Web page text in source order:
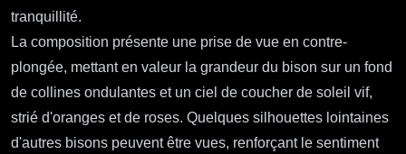
tranquillité.
La composition présente une prise de vue en contre-
plongée, mettant en valeur la grandeur du bison sur un fond
de collines ondulantes et un ciel de coucher de soleil vif,
strié d'oranges et de roses. Quelques silhouettes lointaines
d'autres bisons peuvent être vues, renforçant le sentiment